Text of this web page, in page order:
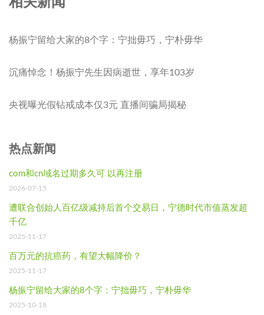
杨振宁留给大家的8个字：宁拙毋巧，宁朴毋华
沉痛悼念！杨振宁先生因病逝世，享年103岁
央视曝光假钻戒成本仅3元 直播间骗局揭秘
热点新闻
com和cn域名过期多久可 以再注册
2026-07-15
遭联合创始人百亿级减持后首个交易日，宁德时代市值蒸发超
千亿
2025-11-17
百万元的抗癌药，有望大幅降价？
2025-11-17
杨振宁留给大家的8个字：宁拙毋巧，宁朴毋华
2025-10-18